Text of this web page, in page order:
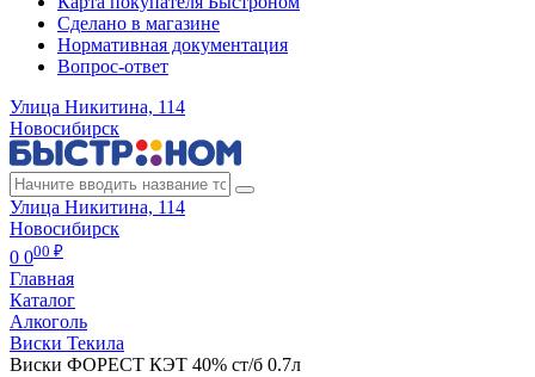
Сделано в магазине
Нормативная документация
Вопрос-ответ
Улица Никитина, 114
Новосибирск
Улица Никитина, 114
Новосибирск
0 000 ₽
Главная
Каталог
Алкоголь
Виски Текила
Виски ФОРЕСТ КЭТ 40% ст/б 0.7л